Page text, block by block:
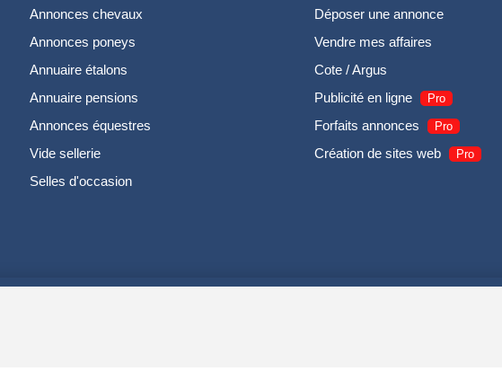
Annonces chevaux
Annonces poneys
Annuaire étalons
Annuaire pensions
Annonces équestres
Vide sellerie
Selles d'occasion
Déposer une annonce
Vendre mes affaires
Cote / Argus
Publicité en ligne
Pro
Forfaits annonces Pro
Création de sites web Pro
2006 - 2025 - EQUIRODI SAS - R.C.S. DOLE 504 811 373 - TVA FR00504811373 -